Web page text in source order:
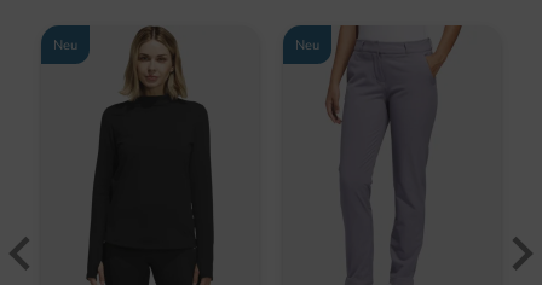
Neu Neu